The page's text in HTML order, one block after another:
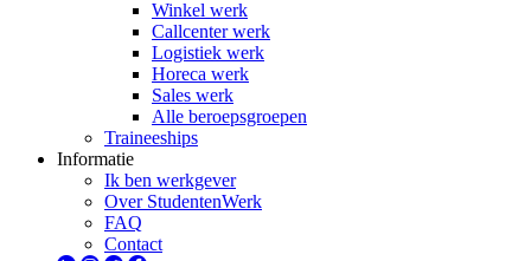
Winkel werk
Callcenter werk
Logistiek werk
Horeca werk
Sales werk
Alle beroepsgroepen
Traineeships
Informatie
Ik ben werkgever
Over StudentenWerk
FAQ
Contact